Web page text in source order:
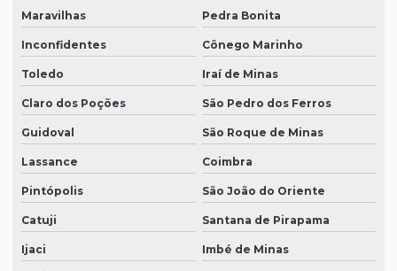
Maravilhas Pedra Bonita
Inconfidentes Cônego Marinho
Toledo Iraí de Minas
Claro dos Poções São Pedro dos Ferros
Guidoval São Roque de Minas
Lassance Coimbra
Pintópolis São João do Oriente
Catuji Santana de Pirapama
Ijaci Imbé de Minas